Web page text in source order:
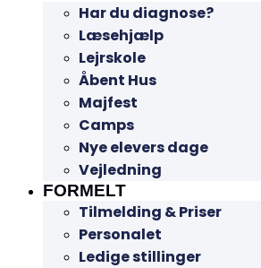
Har du diagnose?
Læsehjælp
Lejrskole
Åbent Hus
Majfest
Camps
Nye elevers dage
Vejledning
FORMELT
Tilmelding & Priser
Personalet
Ledige stillinger